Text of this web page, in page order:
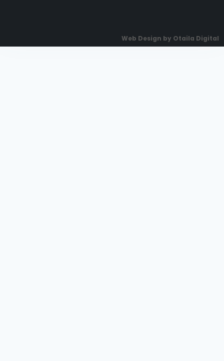
Web Design by Otaila Digital